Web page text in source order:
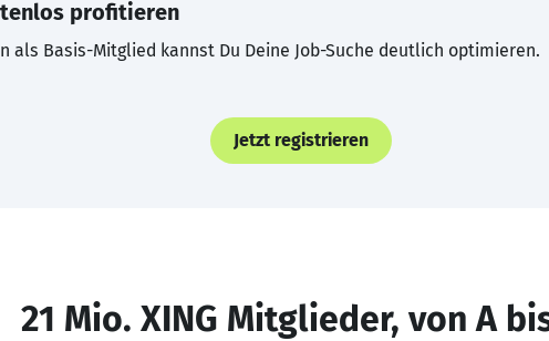
profitieren
als Basis-Mitglied kannst Du Deine Job-Suche deutlich optimieren.
Jetzt registrieren
21 Mio. XING Mitglieder, von A